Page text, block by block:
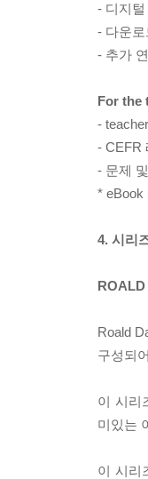
- 디지털
- 다운
- 추가
For the
-
- CEFR
- 문제
* eBook
4. 시리
Roald
구성되
이 시리
미있는
이 시리